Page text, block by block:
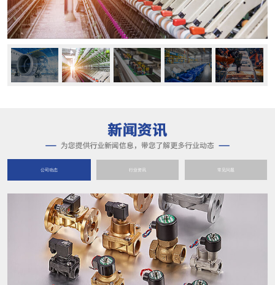
公司动态 行业资讯 常见问题